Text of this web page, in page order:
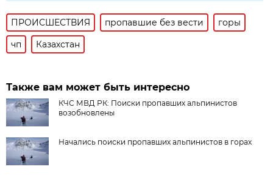
ПРОИСШЕСТВИЯ пропавшие без вести
горы
чп
Казахстан
Также вам может быть интересно
КЧС МВД РК: Поиски пропавших альпинистов
возобновлены
Начались поиски пропавших альпинистов в горах